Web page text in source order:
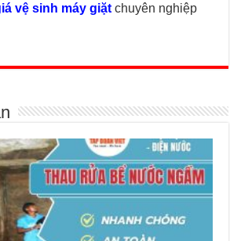
vệ sinh máy giặt chuyên nghiệp